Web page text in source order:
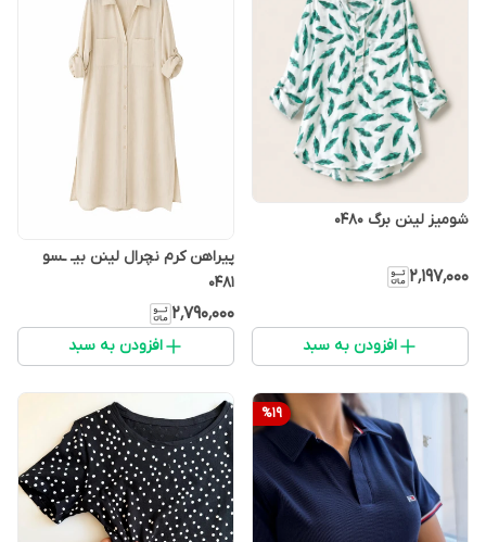
شومیز لینن برگ 0480
۲٬۱۹۷٬۰۰۰
افزودن به سبد
پيراهن كرم نچرال لينن بيـ ـسو
0481
۲٬۷۹۰٬۰۰۰
افزودن به سبد
%19